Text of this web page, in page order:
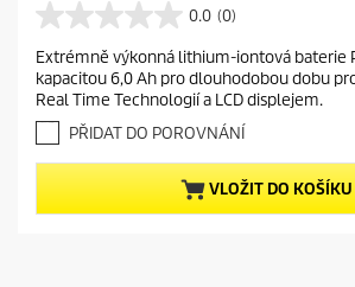
r
e
n
t
p
r
o
d
0.0 (0)
0
.
0
z
5
ě
z
d
Extrémně výkonná lithium-iontová baterie
kapacitou 6,0 Ah pro dlouhodobou dobu
Real Time Technologií a LCD displejem.
PŘIDAT DO POROVNÁNÍ
VLOŽIT DO KOŠÍKU